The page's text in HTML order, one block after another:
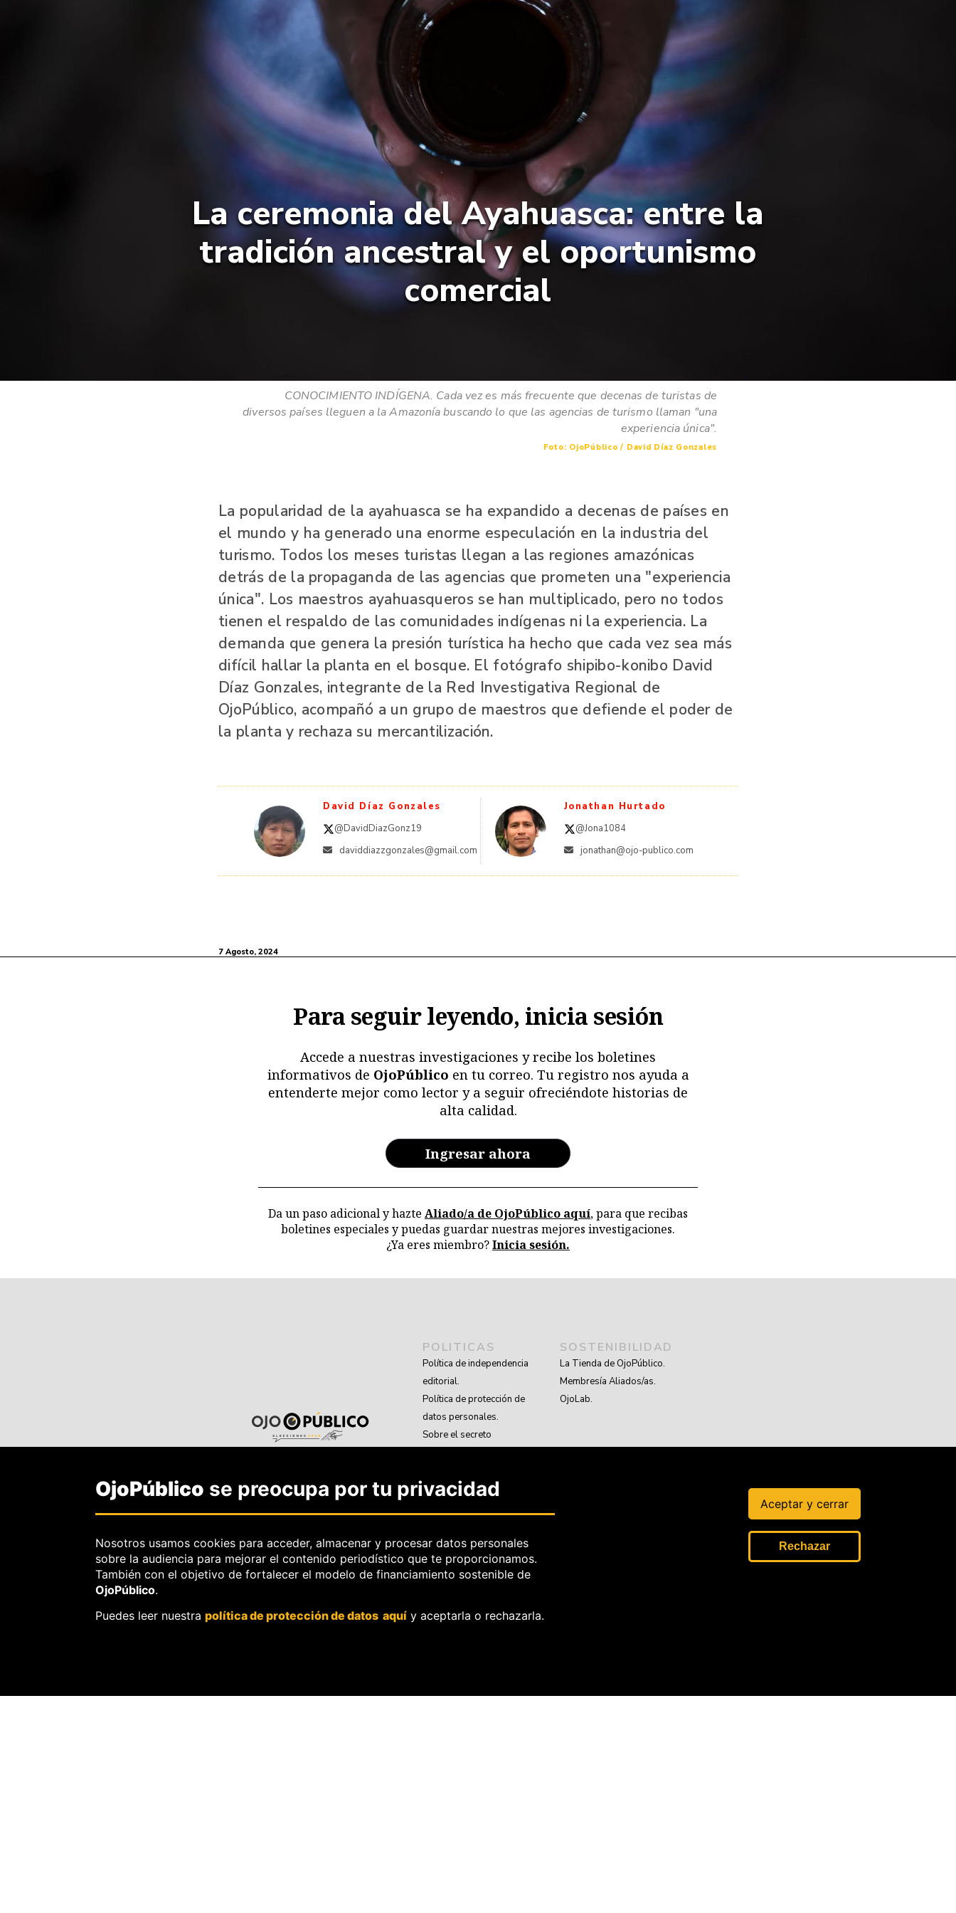
La ceremonia del Ayahuasca: entre la
tradición ancestral y el oportunismo
comercial
CONOCIMIENTO INDÍGENA. Cada vez es más frecuente que decenas de turistas de
diversos países lleguen a la Amazonía buscando lo que las agencias de turismo llaman "una
experiencia única".
Foto: OjoPúblico / David Díaz Gonzales
La popularidad de la ayahuasca se ha expandido a decenas de países en
el mundo y ha generado una enorme especulación en la industria del
turismo. Todos los meses turistas llegan a las regiones amazónicas
detrás de la propaganda de las agencias que prometen una "experiencia
única". Los maestros ayahuasqueros se han multiplicado, pero no todos
tienen el respaldo de las comunidades indígenas ni la experiencia. La
demanda que genera la presión turística ha hecho que cada vez sea más
difícil hallar la planta en el bosque. El fotógrafo shipibo-konibo David
Díaz Gonzales, integrante de la Red Investigativa Regional de
OjoPúblico, acompañó a un grupo de maestros que defiende el poder de
la planta y rechaza su mercantilización.
David Díaz Gonzales
@DavidDiazGonz19
daviddiazzgonzales@gmail.com
Jonathan Hurtado
@Jona1084
jonathan@ojo-publico.com
7 Agosto, 2024
Para seguir leyendo, inicia sesión
Accede a nuestras investigaciones y recibe los boletines
informativos de OjoPúblico en tu correo. Tu registro nos ayuda a
entenderte mejor como lector y a seguir ofreciéndote historias de
alta calidad.
Ingresar ahora
Da un paso adicional y hazte Aliado/a de OjoPúblico aquí, para que recibas
boletines especiales y puedas guardar nuestras mejores investigaciones.
¿Ya eres miembro?Inicia sesión.
POLITICAS
Política de independencia
editorial.
Política de protección de
datos personales.
Sobre el secreto
rectificación.
de corrección.
Sobre libertad de
información frente a
contenidos.
SOSTENIBILIDAD
La Tienda de OjoPúblico.
Membresía Aliados/as.
OjoLab.
OjoPúblico se preocupa por tu privacidad
Nosotros usamos cookies para acceder, almacenar y procesar datos personales
sobre la audiencia para mejorar el contenido periodístico que te proporcionamos.
También con el objetivo de fortalecer el modelo de financiamiento sostenible de
OjoPúblico.
Puedes leer nuestrapolítica de protección de datos aquí y aceptarla o rechazarla.
Aceptar y cerrar
Rechazar